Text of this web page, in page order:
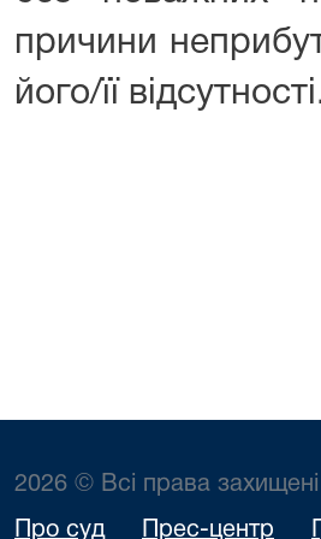
причини
його/її
2026 © Всі права захищені
Про суд Прес-центр